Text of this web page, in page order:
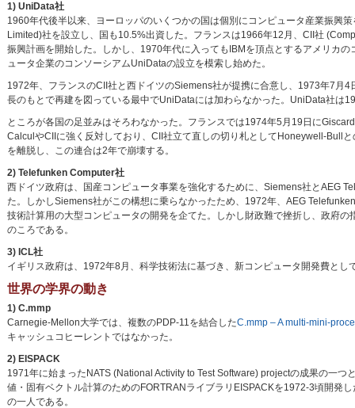
1) UniData社
1960年代後半以来、ヨーロッパのいくつかの国は個別にコンピュータ産業振興
Limited)社を設立し、国も10.5%出資した。フランスは1966年12月、CII社
振興計画を開始した。しかし、1970年代に入ってもIBMを頂点とするアメリカ
ュータ企業のコンソーシアムUniDataの設立を模索し始めた。
1972年、フランスのCII社と西ドイツのSiemens社が提携に合意し、1973年7月
長のもとで再建を図っている最中でUniDataには加わらなかった。UniData社は
ところが各国の足並みはそろわなかった。フランスでは1974年5月19日に
CalculやCIIに強く反対しており、CII社立て直しの切り札としてHoneywell-Bull
を離脱し、この連合は2年で崩壊する。
2) Telefunken Computer社
西ドイツ政府は、国産コンピュータ事業を強化するために、Siemens社とAEG
た。しかしSiemens社がこの構想に乗らなかったため、1972年、AEG
技術計算用の大型コンピュータの開発を企てた。しかし財政難で挫折し、政府
のころである。
3) ICL社
イギリス政府は、1972年8月、科学技術法に基づき、新コンピュータ開発費と
世界の学界の動き
1) C.mmp
Carnegie-Mellon大学では、複数のPDP-11を結合したC.mmp – A multi-mini-
キャッシュコヒーレントではなかった。
2) EISPACK
1971年に始まったNATS (National Activity to Test Software) projectの成果の一
値・固有ベクトル計算のためのFORTRANライブラリEISPACKを1972-3頃開発
の一人である。